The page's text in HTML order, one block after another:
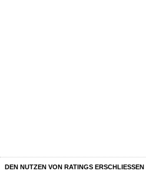
DEN NUTZEN VON RATINGS ERSCHLIESSEN